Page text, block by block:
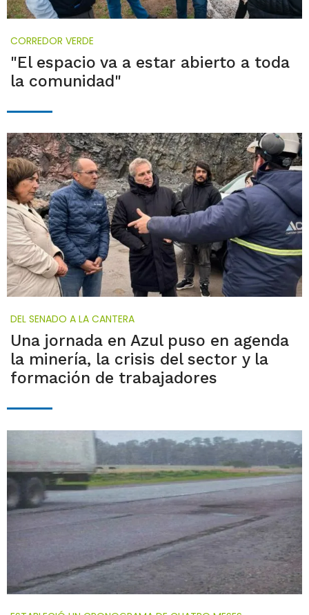
CORREDOR VERDE
"El espacio va a estar abierto a toda
la comunidad"
DEL SENADO A LA CANTERA
Una jornada en Azul puso en agenda
la minería, la crisis del sector y la
formación de trabajadores